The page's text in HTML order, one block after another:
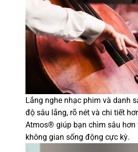
Lắng nghe nhạc phim và danh
độ sâu lắng, rõ nét và chi tiết
Atmos® giúp bạn chìm sâu hơn
không gian sống động cực kỳ.